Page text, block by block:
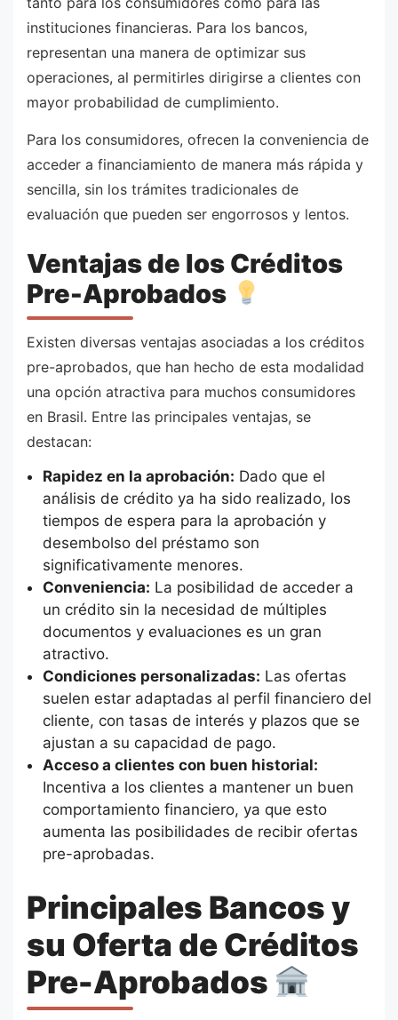
instituciones financieras. Para los bancos,
representan una manera de optimizar sus
operaciones, al permitirles dirigirse a clientes con
mayor probabilidad de cumplimiento.
Para los consumidores, ofrecen la conveniencia de
acceder a financiamiento de manera más rápida y
sencilla, sin los trámites tradicionales de
evaluación que pueden ser engorrosos y lentos.
Ventajas de los Créditos
Pre-Aprobados
Existen diversas ventajas asociadas a los créditos
pre-aprobados, que han hecho de esta modalidad
una opción atractiva para muchos consumidores
en Brasil. Entre las principales ventajas, se
destacan:
Rapidez en la aprobación: Dado que el
análisis de crédito ya ha sido realizado, los
tiempos de espera para la aprobación y
desembolso del préstamo son
significativamente menores.
Conveniencia: La posibilidad de acceder a
un crédito sin la necesidad de múltiples
documentos y evaluaciones es un gran
atractivo.
Condiciones personalizadas: Las ofertas
suelen estar adaptadas al perfil financiero del
cliente, con tasas de interés y plazos que se
ajustan a su capacidad de pago.
Acceso a clientes con buen historial:
Incentiva a los clientes a mantener un buen
comportamiento financiero, ya que esto
aumenta las posibilidades de recibir ofertas
pre-aprobadas.
Principales Bancos y
su Oferta de Créditos
Pre-Aprobados